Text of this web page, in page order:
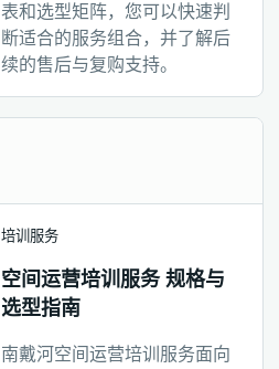
表和选型矩阵，您可以快速判
断适合的服务组合，并了解后
续的售后与复购支持。
培训服务
空间运营培训服务 规格与
选型指南
南戴河空间运营培训服务面向